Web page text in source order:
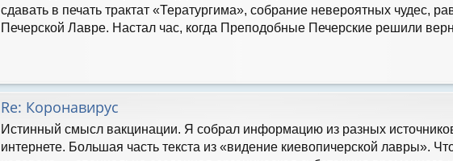
сдавать в печать трактат «Тератургима», собрание невероятных чудес,
Печерской Лавре. Настал час, когда Преподобные Печерские решили
Re: Коронавирус
Истинный смысл вакцинации. Я собрал информацию из разных
интернете. Большая часть текста из «видение киевопичерской лавры».